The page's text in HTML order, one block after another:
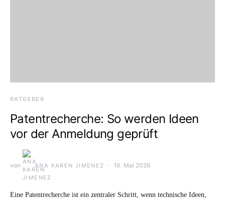
RATGEBER
Patentrecherche: So werden Ideen
vor der Anmeldung geprüft
von ANA KAREN JIMENEZ 16. Mai 2026
Eine Patentrecherche ist ein zentraler Schritt, wenn technische Ideen,